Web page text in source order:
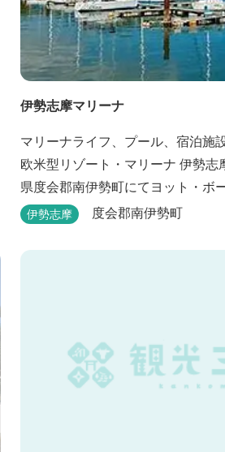
伊勢志摩マリーナ
マリーナライフ、プール、宿泊施
欧米型リゾート・マリーナ 伊勢志
県度会郡南伊勢町にてヨット・ボ
ル、 宿泊施設などが完備した欧米
伊勢志摩 度会郡南伊勢町